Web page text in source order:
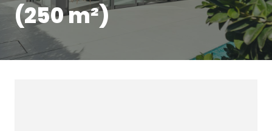
(250 m²)